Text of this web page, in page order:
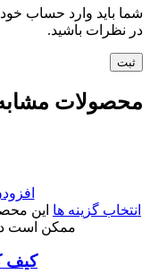
شما باید وارد حساب خود
در نظرات باشید.
محصولات
انتخاب گزینه ها این
ممکن است
کیف